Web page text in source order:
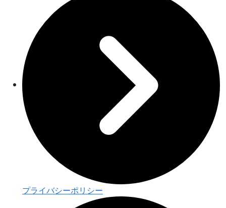
プライバシーポリシー